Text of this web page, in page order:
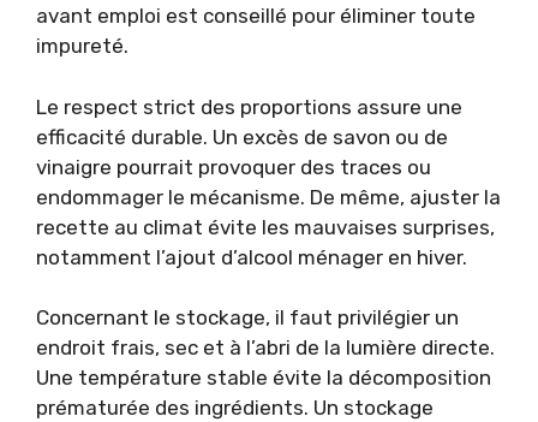
avant emploi est conseillé pour éliminer toute
impureté.
Le respect strict des proportions assure une
efficacité durable. Un excès de savon ou de
vinaigre pourrait provoquer des traces ou
endommager le mécanisme. De même, ajuster la
recette au climat évite les mauvaises surprises,
notamment l’ajout d’alcool ménager en hiver.
Concernant le stockage, il faut privilégier un
endroit frais, sec et à l’abri de la lumière directe.
Une température stable évite la décomposition
prématurée des ingrédients. Un stockage